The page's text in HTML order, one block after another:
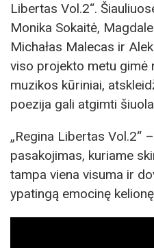
Libertas Vol.2“.
Monika Sokaitė,
Michałas Malecas ir
viso projekto metu gimė
muzikos kūriniai,
poezija gali atgimti
„Regina Libertas Vol.2“
pasakojimas, kuriame
tampa viena visuma ir
ypatingą emocinę